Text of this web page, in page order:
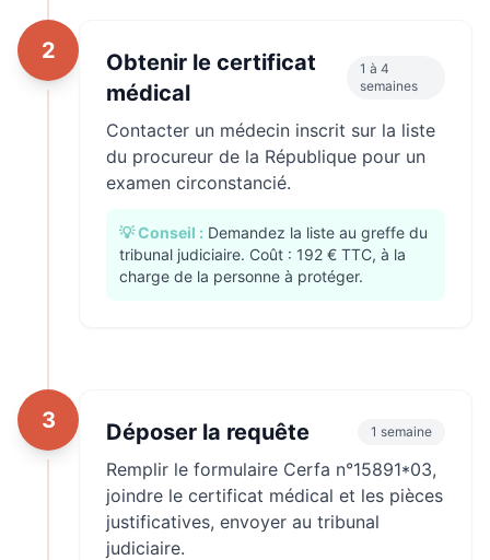
2
Obtenir le certificat
médical
1 à 4
semaines
Contacter un médecin inscrit sur la liste
du procureur de la République pour un
examen circonstancié.
💡 Conseil : Demandez la liste au greffe du
tribunal judiciaire. Coût : 192 € TTC, à la
charge de la personne à protéger.
3 Déposer la requête 1 semaine
Remplir le formulaire Cerfa n°15891*03,
joindre le certificat médical et les pièces
justificatives, envoyer au tribunal
judiciaire.